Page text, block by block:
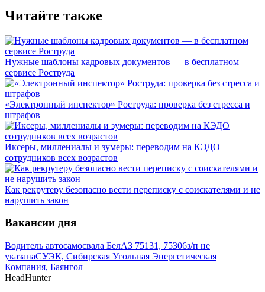
Читайте также
Нужные шаблоны кадровых документов — в бесплатном
сервисе Роструда
«Электронный инспектор» Роструда: проверка без стресса и
штрафов
Иксеры, миллениалы и зумеры: переводим на КЭДО
сотрудников всех возрастов
Как рекрутеру безопасно вести переписку с соискателями и не
нарушить закон
Вакансии дня
Водитель автосамосвала БелАЗ 75131, 75306з/п не
указанаСУЭК, Сибирская Угольная Энергетическая
Компания, Баянгол
HeadHunter